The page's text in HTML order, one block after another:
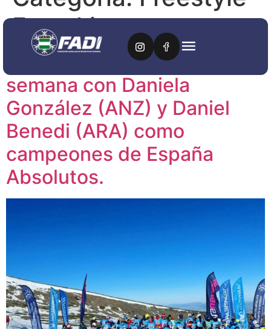
Freeski
El skicross cierra el fin de
semana con Daniela
González (ANZ) y Daniel
Benedi (ARA) como
campeones de España
Absolutos.